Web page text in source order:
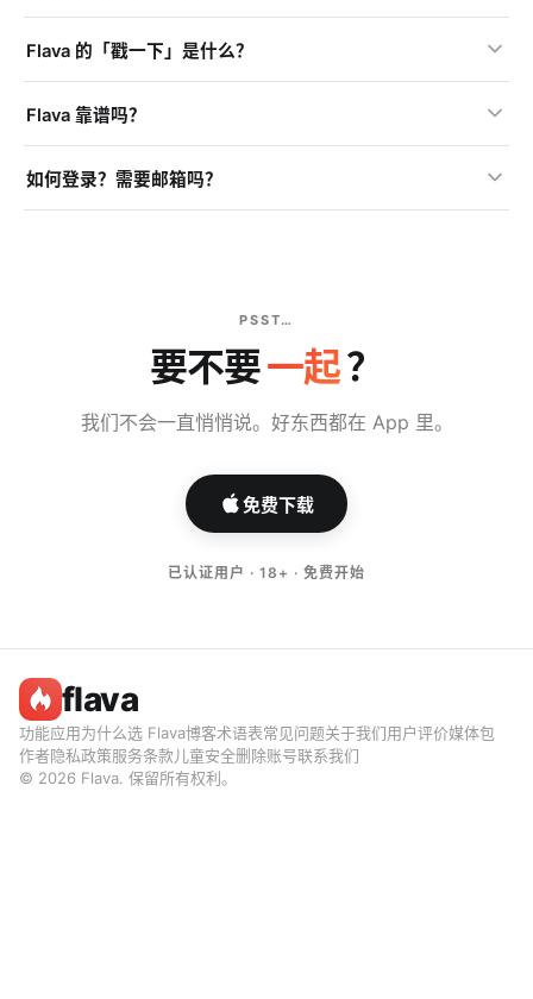
Flava 的「戳一下」是什么？
Flava 靠谱吗？
如何登录？需要邮箱吗？
PSST…
要不要一起？
我们不会一直悄悄说。好东西都在 App 里。
免费下载
已认证用户 · 18+ · 免费开始
flava
功能应用为什么选 Flava博客术语表常见问题关于我们用户评价媒体包
作者隐私政策服务条款儿童安全删除账号联系我们
© 2026 Flava. 保留所有权利。